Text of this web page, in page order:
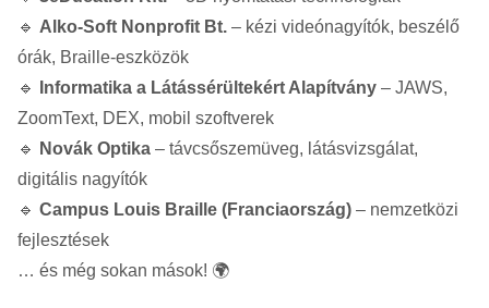
🔹 Alko-Soft Nonprofit Bt. – kézi videónagyítók, beszélő
órák, Braille-eszközök
🔹
Informatika a Látássérültekért Alapítvány – JAWS,
ZoomText, DEX, mobil szoftverek
🔹
Novák Optika – távcsőszemüveg, látásvizsgálat,
digitális nagyítók
🔹 Campus Louis Braille (Franciaország) – nemzetközi
fejlesztések
… és még sokan mások! 🌍